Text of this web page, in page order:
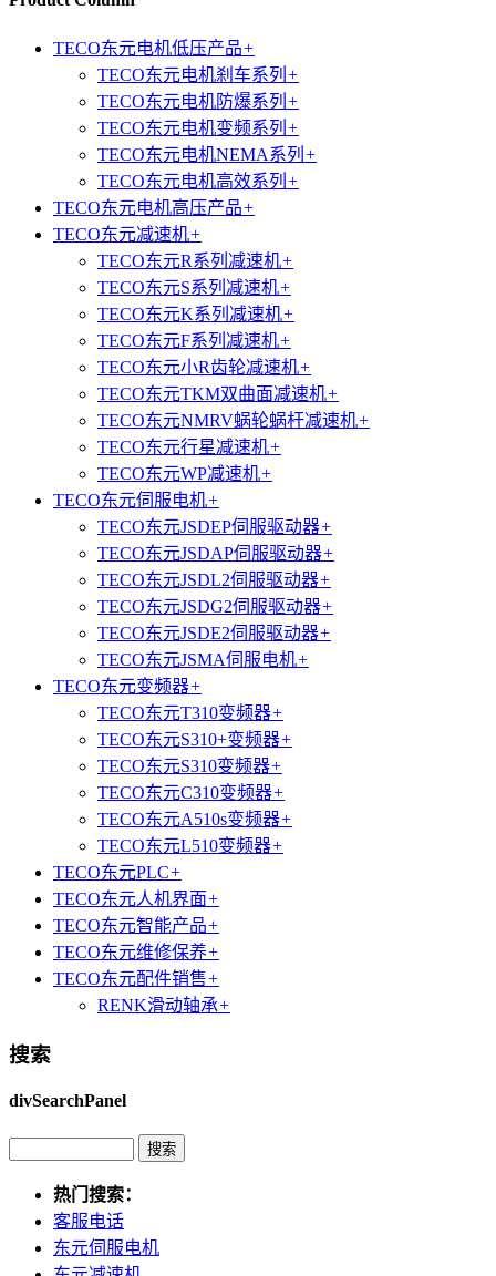
TECO东元电机低压产品+
TECO东元电机刹车系列 +
TECO东元电机防爆系列 +
TECO东元电机变频系列 +
TECO东元电机NEMA系列 +
TECO东元电机高效系列 +
TECO东元电机高压产品+
TECO东元减速机+
TECO东元R系列减速机+
TECO东元S系列减速机+
TECO东元K系列减速机+
TECO东元F系列减速机+
TECO东元小R齿轮减速机+
TECO东元TKM双曲面减速机+
TECO东元NMRV蜗轮蜗杆减速机+
TECO东元行星减速机+
TECO东元WP减速机+
TECO东元伺服电机+
TECO东元JSDEP伺服驱动器+
TECO东元JSDAP伺服驱动器+
TECO东元JSDL2伺服驱动器+
TECO东元JSDG2伺服驱动器+
TECO东元JSDE2伺服驱动器+
TECO东元JSMA伺服电机+
TECO东元变频器+
TECO东元T310变频器+
TECO东元S310+变频器+
TECO东元S310变频器+
TECO东元C310变频器+
TECO东元A510s变频器+
TECO东元L510变频器+
TECO东元PLC+
TECO东元人机界面+
TECO东元智能产品+
TECO东元维修保养+
TECO东元配件销售+
RENK滑动轴承+
搜索
divSearchPanel
热门搜索：
客服电话
东元伺服电机